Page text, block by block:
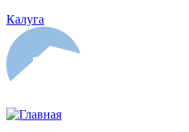
Калуга